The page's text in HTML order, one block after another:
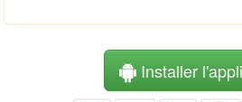
Installer